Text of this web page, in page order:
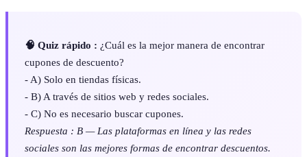
🧠 Quiz rápido : ¿Cuál es la mejor manera de encontrar
cupones de descuento?
- A) Solo en tiendas físicas.
- B) A través de sitios web y redes sociales.
- C) No es necesario buscar cupones.
Respuesta : B — Las plataformas en línea y las redes
sociales son las mejores formas de encontrar descuentos.